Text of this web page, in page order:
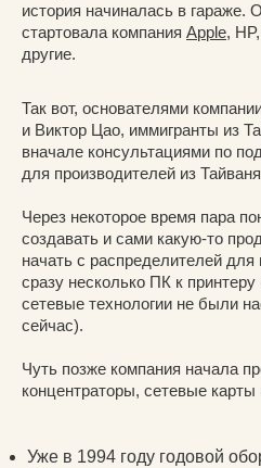
история начиналась в гараже.
стартовала компания Apple,
другие.
Так вот, основателями
и Виктор Цао, иммигранты из
вначале консультациями по
для производителей из
Через некоторое время пара
создавать и сами какую-то
начать с распределителей
сразу несколько ПК к
сетевые технологии не были
сейчас).
Чуть позже компания начала
концентраторы, сетевые карты
Уже в 1994 году годовой